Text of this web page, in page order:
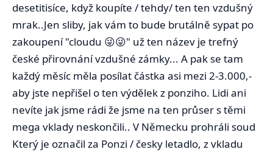
desetitisíce, když koupíte / tehdy/ ten ten vzdušný
mrak..Jen sliby, jak vám to bude brutálně sypat po
zakoupení "cloudu 😜😜" už ten název je trefný
české přirovnání vzdušné zámky... A pak se tam
každý měsíc měla posílat částka asi mezi 2-3.000,-
aby jste nepřišel o ten výdělek z ponziho. Lidi ani
nevíte jak jsme rádi že jsme na ten průser s těmi
mega vklady neskončili.. V Německu prohráli soud
Který je označil za Ponzi / česky letadlo, z vkladu